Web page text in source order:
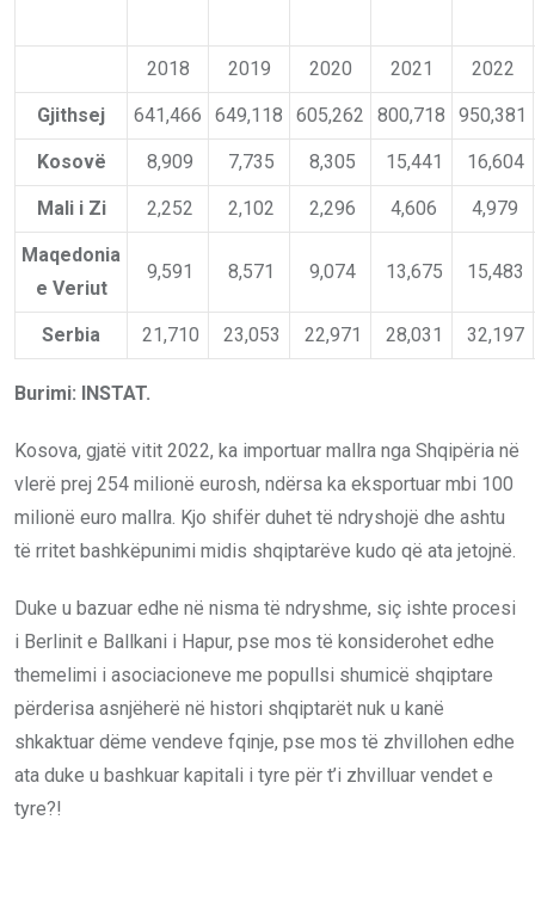
2018 2019 2020 2021 2022
Gjithsej 641,466 649,118 605,262 800,718 950,381
Kosovë 8,909 7,735 8,305 15,441 16,604
Mali i Zi 2,252 2,102 2,296 4,606 4,979
Maqedonia
e Veriut
9,591 8,571 9,074 13,675 15,483
Serbia 21,710 23,053 22,971 28,031 32,197
Burimi: INSTAT.
Kosova, gjatë vitit 2022, ka importuar mallra nga Shqipëria në
vlerë prej 254 milionë eurosh, ndërsa ka eksportuar mbi 100
milionë euro mallra. Kjo shifër duhet të ndryshojë dhe ashtu
të rritet bashkëpunimi midis shqiptarëve kudo që ata jetojnë.
Duke u bazuar edhe në nisma të ndryshme, siç ishte procesi
i Berlinit e Ballkani i Hapur, pse mos të konsiderohet edhe
themelimi i asociacioneve me popullsi shumicë shqiptare
përderisa asnjëherë në histori shqiptarët nuk u kanë
shkaktuar dëme vendeve fqinje, pse mos të zhvillohen edhe
ata duke u bashkuar kapitali i tyre për t’i zhvilluar vendet e
tyre?!